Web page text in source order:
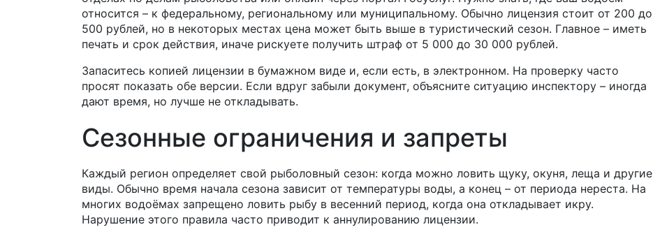
относится – к федеральному, региональному или муниципальному. Обычно лицензия стоит от 200 до
500 рублей, но в некоторых местах цена может быть выше в туристический сезон. Главное – иметь
печать и срок действия, иначе рискуете получить штраф от 5 000 до 30 000 рублей.
Запаситесь копией лицензии в бумажном виде и, если есть, в электронном. На проверку часто
просят показать обе версии. Если вдруг забыли документ, объясните ситуацию инспектору – иногда
дают время, но лучше не откладывать.
Сезонные ограничения и запреты
Каждый регион определяет свой рыболовный сезон: когда можно ловить щуку, окуня, леща и другие
виды. Обычно время начала сезона зависит от температуры воды, а конец – от периода нереста. На
многих водоёмах запрещено ловить рыбу в весенний период, когда она откладывает икру.
Нарушение этого правила часто приводит к аннулированию лицензии.